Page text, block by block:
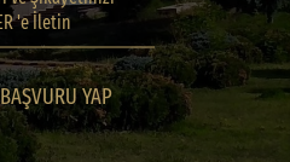
'e İletin
YAP